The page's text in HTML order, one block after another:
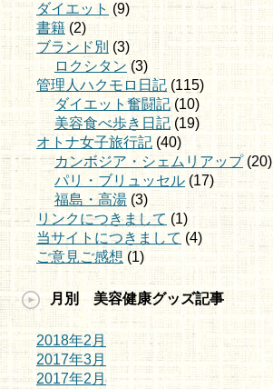
ダイエット (9)
書籍 (2)
ブランド別 (3)
ロクシタン (3)
管理人ハクモロ日記 (115)
ダイエット奮闘記(10)
美容食べ歩き日記 (19)
オトナ女子旅行記 (40)
カンボジア・シェムリアップ(20)
パリ・ブリュッセル (17)
福島・高湯 (3)
リンクにつきまして (1)
当サイトにつきまして (4)
ご意見ご感想 (1)
月別 美容健康グッズ記事
2018年2月
2017年3月
2017年2月